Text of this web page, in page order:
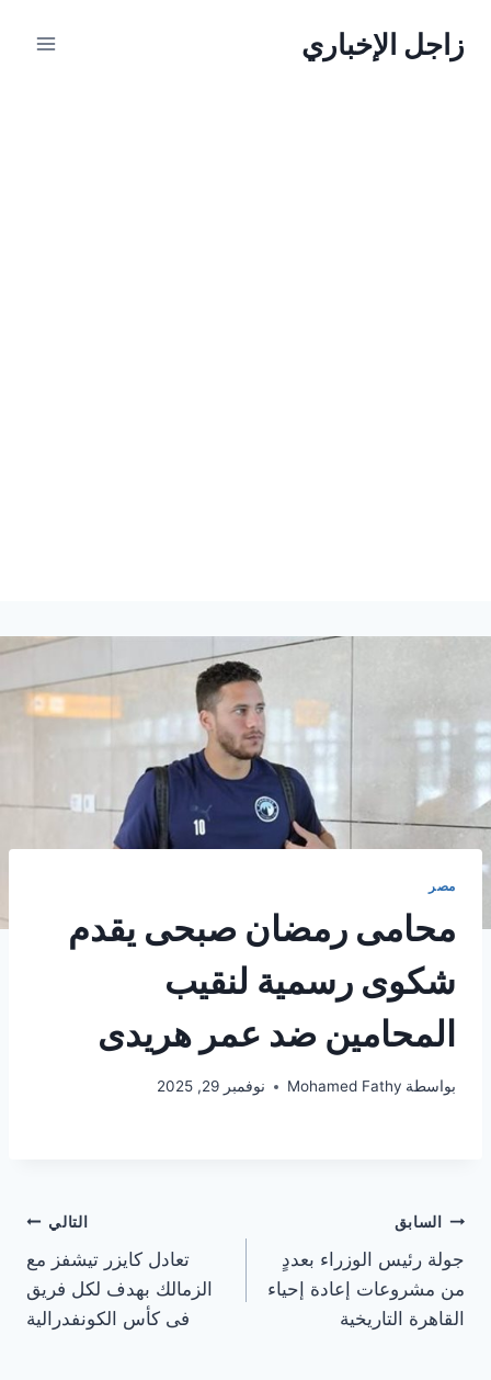
زاجل الإخباري
مصر
محامى رمضان صبحى يقدم
شكوى رسمية لنقيب
المحامين ضد عمر هريدى
بواسطة Mohamed Fathy نوفمبر 29, 2025
تصفّح
المقالات
السابق
جولة رئيس الوزراء بعددٍ
من مشروعات إعادة إحياء
القاهرة التاريخية
التالي
تعادل كايزر تيشفز مع
الزمالك بهدف لكل فريق
فى كأس الكونفدرالية